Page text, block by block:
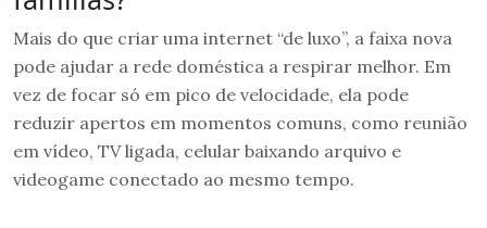
Mais do que criar uma internet “de luxo”, a faixa nova
pode ajudar a rede doméstica a respirar melhor. Em
vez de focar só em pico de velocidade, ela pode
reduzir apertos em momentos comuns, como reunião
em vídeo, TV ligada, celular baixando arquivo e
videogame conectado ao mesmo tempo.